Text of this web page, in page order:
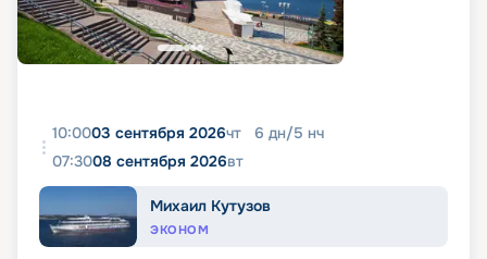
10:0003 сентября 2026чт 6 дн/5 нч
07:3008 сентября 2026вт
Михаил Кутузов
ЭКОНОМ